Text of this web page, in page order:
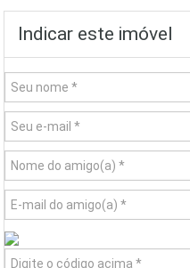
Indicar este imóvel